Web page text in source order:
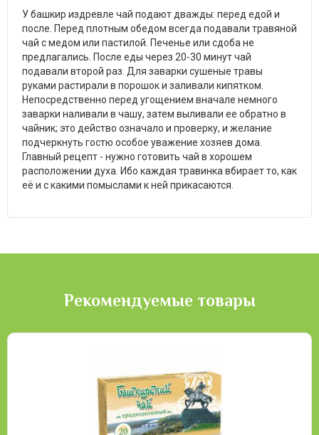
У башкир издревле чай подают дважды: перед едой и
после. Перед плотным обедом всегда подавали травяной
чай с медом или пастилой. Печенье или сдоба не
предлагались. После еды через 20-30 минут чай
подавали второй раз. Для заварки сушеные травы
руками растирали в порошок и заливали кипятком.
Непосредственно перед угощением вначале немного
заварки наливали в чашу, затем выливали ее обратно в
чайник; это действо означало и проверку, и желание
подчеркнуть гостю особое уважение хозяев дома.
Главный рецепт - нужно готовить чай в хорошем
расположении духа. Ибо каждая травинка вбирает то, как
её и с какими помыслами к ней прикасаются.
Рекомендуемые товары